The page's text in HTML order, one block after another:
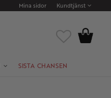
Mina sidor Kundtjänst
SISTA CHANSEN
Favoriter
Kundvagn